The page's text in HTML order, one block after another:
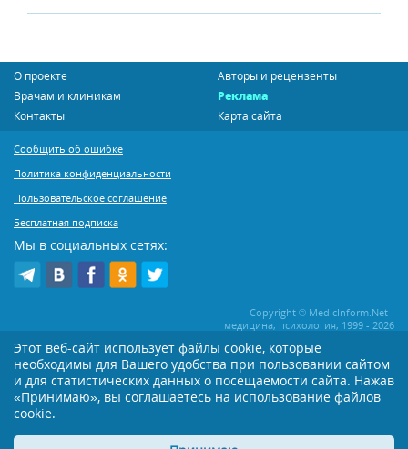
О проекте
Авторы и рецензенты
Врачам и клиникам
Реклама
Контакты
Карта сайта
Сообщить об ошибке
Политика конфиденциальности
Пользовательское соглашение
Бесплатная подписка
Мы в социальных сетях:
Copyright © MedicInform.Net -
медицина, психология, 1999 - 2026
Копирование или иное распространение статей нашего сайта строго
воспрещается. Копирование раздела "Новости" допускается при наличии
активной открытой для поисковиков ссылки на MedicInform.Net
Материалы на сайте представлены в справочных целях. Редакция не всегда
применением тех или иных рекомендаций настоятельно рекомендуется
Этот веб-сайт использует файлы cookie, которые
необходимы для Вашего удобства при пользовании сайтом
и для статистических данных о посещаемости сайта. Нажав
«Принимаю», вы соглашаетесь на использование файлов
cookie.